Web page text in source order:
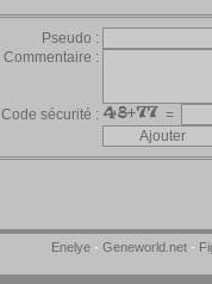
Pseudo :
Commentaire :
Code sécurité : =
Enelye- Geneworld.net-